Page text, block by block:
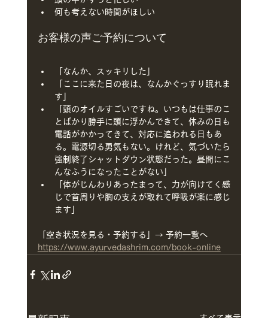
何も考えない時間がほしい
お客様の声ご予約について
「なんか、スッキリした」
「ここに来た日の夜は、なんかぐっすり眠れま
す」
「頭のオイルすごいですね。いつもは仕事のこ
とばかり勝手に頭に浮かんできて、休みの日も
電話がかかってきて、対応に追われる日もあ
る。電源切る勇気もない。けれど、気づいたら
強制終了シャットダウン状態だった。昼間にこ
んなふうになったことがない」
「体がじんわりあったまって、力が向けてく感
じで首周りや胸の支えが取れて呼吸が楽に感じ
ます」
「空き状況を見る・予約する」→ 予約一覧へ
https://www.ayurvedashrim.com/book-online